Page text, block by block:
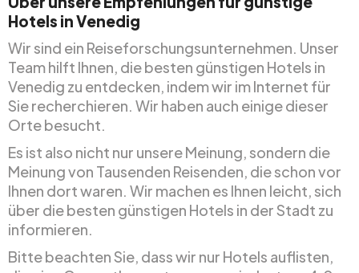
Hotels in Venedig
Wir sind ein Reiseforschungsunternehmen. Unser
Team hilft Ihnen, die besten günstigen Hotels in
Venedig zu entdecken, indem wir im Internet für
Sie recherchieren. Wir haben auch einige dieser
Orte besucht.
Es ist also nicht nur unsere Meinung, sondern die
Meinung von Tausenden Reisenden, die schon vor
Ihnen dort waren. Wir machen es Ihnen leicht, sich
über die besten günstigen Hotels in der Stadt zu
informieren.
Bitte beachten Sie, dass wir nur Hotels auflisten,